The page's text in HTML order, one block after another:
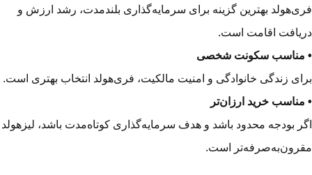
بهترین گزینه برای سرمایه‌گذاری بلندمدت، رشد ارزش و
اقامت است.
مناسب سکونت شخصی
زندگی خانوادگی و امنیت مالکیت، فری‌هولد انتخاب بهتری است.
خرید ارزان‌تر
بودجه محدود باشد و هدف سرمایه‌گذاری کوتاه‌مدت باشد، لیزهولد
است.